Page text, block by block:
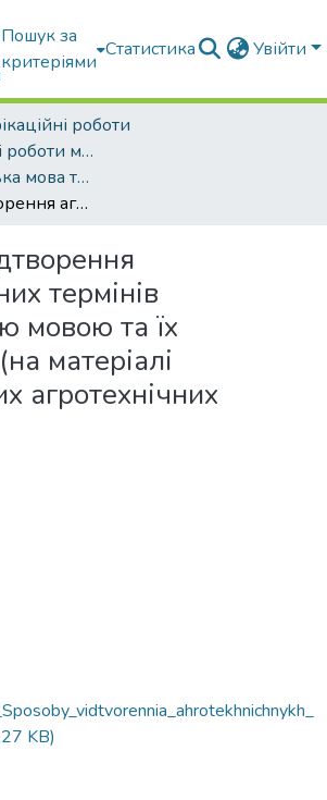
Пошук за
критеріями
Статистика Увійти
роботи
Кваліфікаційні роботи магістрів
ОПП "Англійська мова та друга іноземна мова"
Способи відтворення агротехнічних термінів українською мовою та їх специфіка (на матеріалі англомовних агротехнічних текстів)
термінів
мовою та їх
матеріалі
агротехнічних
KB)